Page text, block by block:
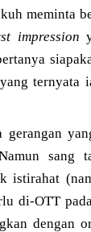
meminta
impression
ternyata
sang
istirahat
di-OTT
dengan